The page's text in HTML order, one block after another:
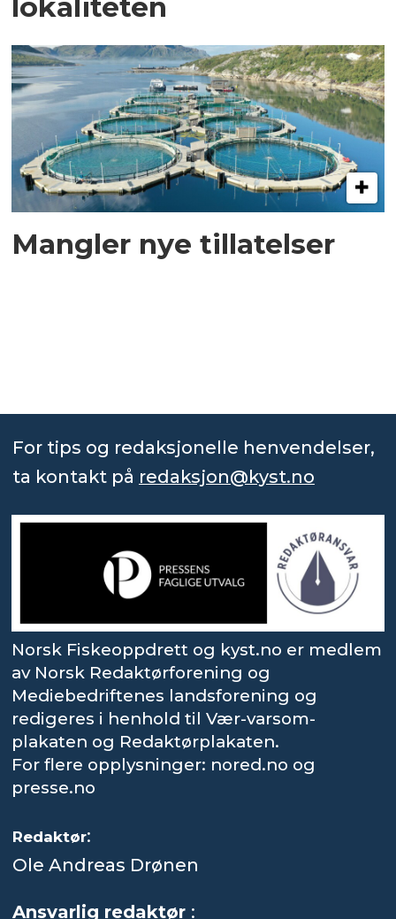
Mangler nye tillatelser
For tips og redaksjonelle henvendelser,
ta kontakt på redaksjon@kyst.no
Norsk Fiskeoppdrett og kyst.no er medlem
av Norsk Redaktørforening og
Mediebedriftenes landsforening og
redigeres i henhold til Vær-varsom-
plakaten og Redaktørplakaten.
For flere opplysninger: nored.no og
presse.no
Redaktør:
Ole Andreas Drønen
Ansvarlig redaktør :